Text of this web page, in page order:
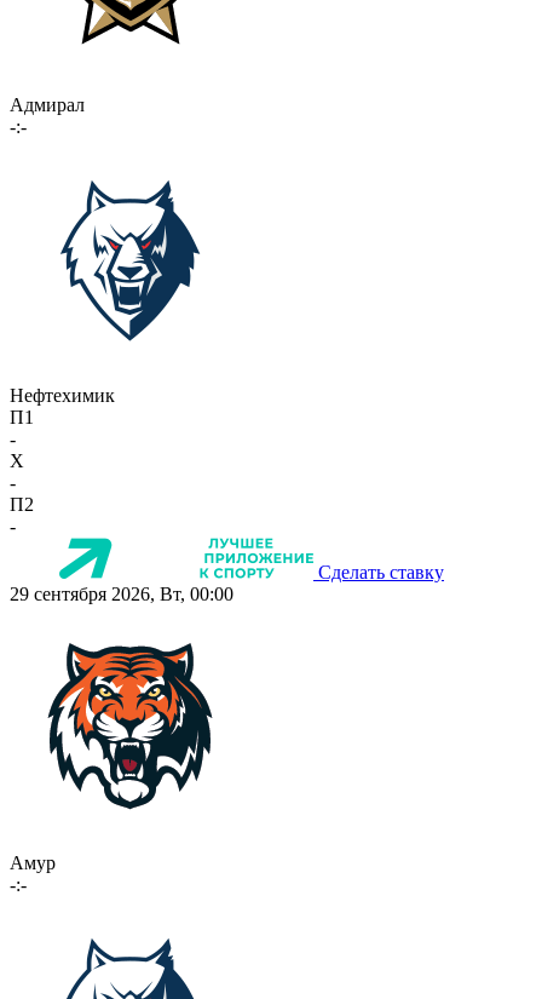
Адмирал
-:-
Нефтехимик
П1
-
X
-
П2
-
Сделать ставку
29 сентября 2026, Вт, 00:00
Амур
-:-